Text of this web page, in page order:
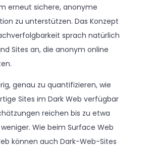
erneut sichere, anonyme
zu unterstützen. Das Konzept
sprach natürlich
Sites an, die anonym online
genau zu quantifizieren, wie
Sites im Dark Web verfügbar
reichen bis zu etwa
Wie beim Surface Web
können auch Dark-Web-Sites